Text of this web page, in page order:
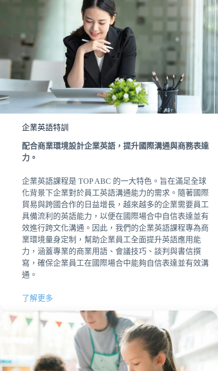
企業英語特訓
配合商業環境設計企業英語，提升國際溝通與商務表達
力。
企業英語課程是 TOP ABC 的一大特色。旨在滿足全球
化背景下企業對於員工英語溝通能力的需求。隨著國際
貿易與跨國合作的日益增長，越來越多的企業需要員工
具備流利的英語能力，以便在國際場合中自信表達並有
效進行跨文化溝通。因此，我們的企業英語課程專為商
業環境量身定制，幫助企業員工全面提升英語應用能
力，涵蓋專業的商業用語、會議技巧、談判與書信撰
寫，確保企業員工在國際場合中能夠自信表達並有效溝
通。
了解更多